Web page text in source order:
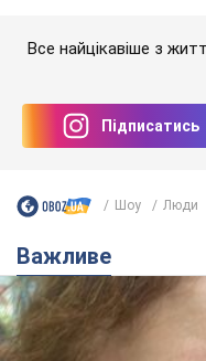
Важливе
У Львові жінка
розмовляючи